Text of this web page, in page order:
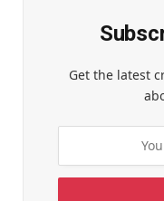
Get the latest